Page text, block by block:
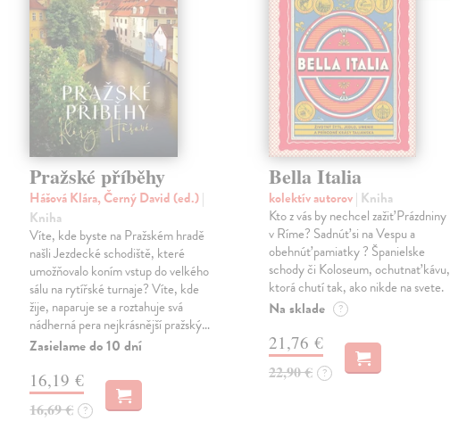
Pražské příběhy
Hášová Klára, Černý David (ed.)|
Kniha
Víte, kde byste na Pražském hradě
našli Jezdecké schodiště, které
umožňovalo koním vstup do velkého
sálu na rytířské turnaje? Víte, kde
žije, naparuje se a roztahuje svá
nádherná pera nejkrásnější pražský…
Zasielame do 10 dní
16,19 €
16,69 € ?
Bella Italia
kolektív autorov| Kniha
Kto z vás by nechcel zažiť Prázdniny
v Ríme? Sadnúť si na Vespu a
obehnúť pamiatky ? Španielske
schody či Koloseum, ochutnať kávu,
ktorá chutí tak, ako nikde na svete.
Na sklade ?
21,76 €
22,90 € ?